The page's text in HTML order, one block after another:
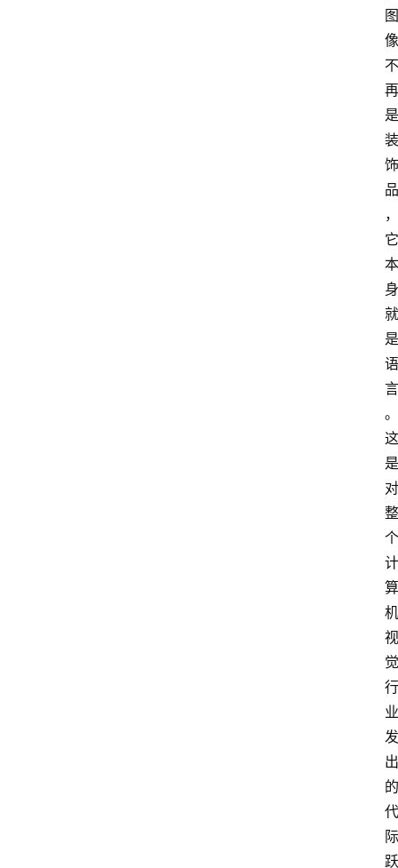
图
像
不
再
是
装
饰
品
，
它
本
身
就
是
语
言
。
这
是
对
整
个
计
算
机
视
觉
行
业
发
出
的
代
际
跃